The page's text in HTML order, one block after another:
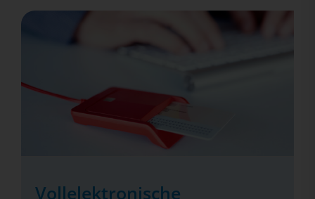
Vollelektronische